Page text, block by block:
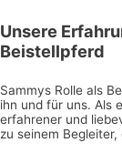
Unsere
Beistellpferd
Sammys Rolle als
ihn und für uns. Als
erfahrener und
zu seinem